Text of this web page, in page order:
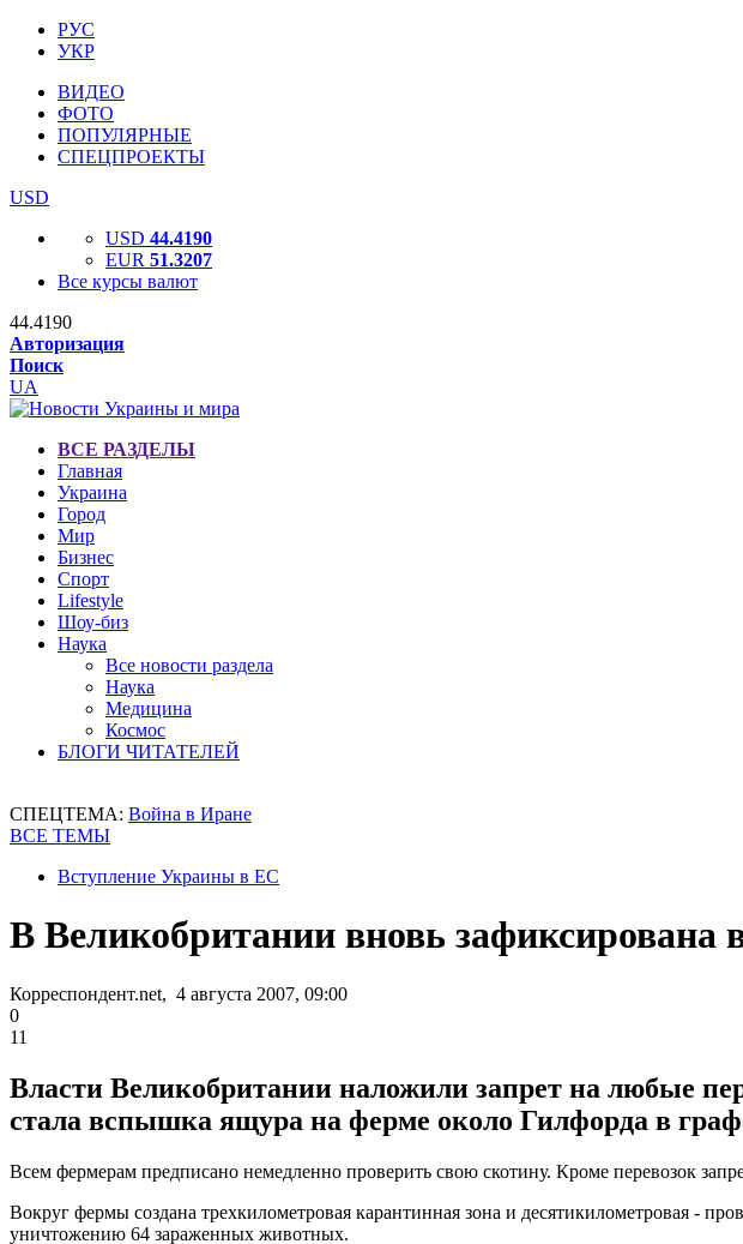
РУС
УКР
ВИДЕО
ФОТО
ПОПУЛЯРНЫЕ
СПЕЦПРОЕКТЫ
USD
USD 44.4190
EUR 51.3207
Все курсы валют
44.4190
Авторизация
Поиск
UA
ВСЕ РАЗДЕЛЫ
Главная
Украина
Город
Мир
Бизнес
Спорт
Lifestyle
Шоу-биз
Наука
Все новости раздела
Наука
Медицина
Космос
БЛОГИ ЧИТАТЕЛЕЙ
СПЕЦТЕМА: Война в Иране
ВСЕ ТЕМЫ
Вступление Украины в ЕС
В Великобритании вновь
Корреспондент.net, 4 августа 2007, 09:00
0
11
Власти Великобритании наложили запрет на любые
стала вспышка ящура на ферме около Гилфорда в
Всем фермерам предписано немедленно проверить свою скотину. Кроме перевозок
Вокруг фермы создана трехкилометровая карантинная зона и десятикилометровая -
уничтожению 64 зараженных животных.